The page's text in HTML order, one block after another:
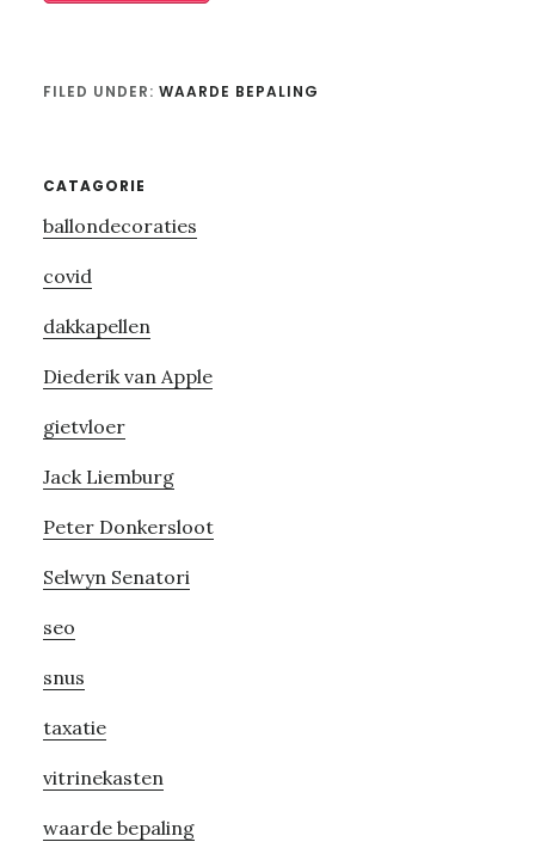
FILED UNDER: WAARDE BEPALING
Primary
Sidebar
CATAGORIE
ballondecoraties
covid
dakkapellen
Diederik van Apple
gietvloer
Jack Liemburg
Peter Donkersloot
Selwyn Senatori
seo
snus
taxatie
vitrinekasten
waarde bepaling